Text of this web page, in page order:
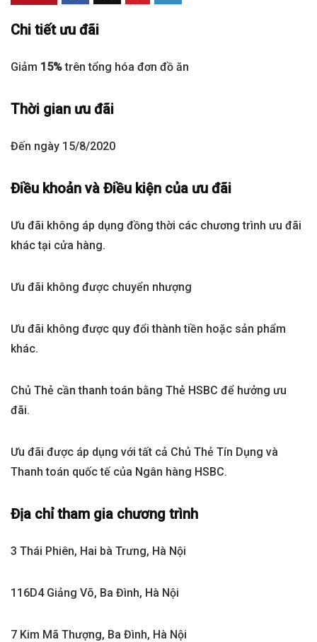
Chi tiết ưu đãi
Giảm 15%trên tổng hóa đơn đồ ăn
Thời gian ưu đãi
Đến ngày 15/8/2020
Điều khoản và Điều kiện của ưu đãi
Ưu đãi không áp dụng đồng thời các chương trình ưu đãi
khác tại cửa hàng.
Ưu đãi không được chuyển nhượng
Ưu đãi không được quy đổi thành tiền hoặc sản phẩm
khác.
Chủ Thẻ cần thanh toán bằng Thẻ HSBC để hưởng ưu
đãi.
Ưu đãi được áp dụng với tất cả Chủ Thẻ Tín Dụng và
Thanh toán quốc tế của Ngân hàng HSBC.
Địa chỉ tham gia chương trình
3 Thái Phiên, Hai bà Trưng, Hà Nội
116D4 Giảng Võ, Ba Đình, Hà Nội
7 Kim Mã Thượng, Ba Đình, Hà Nội